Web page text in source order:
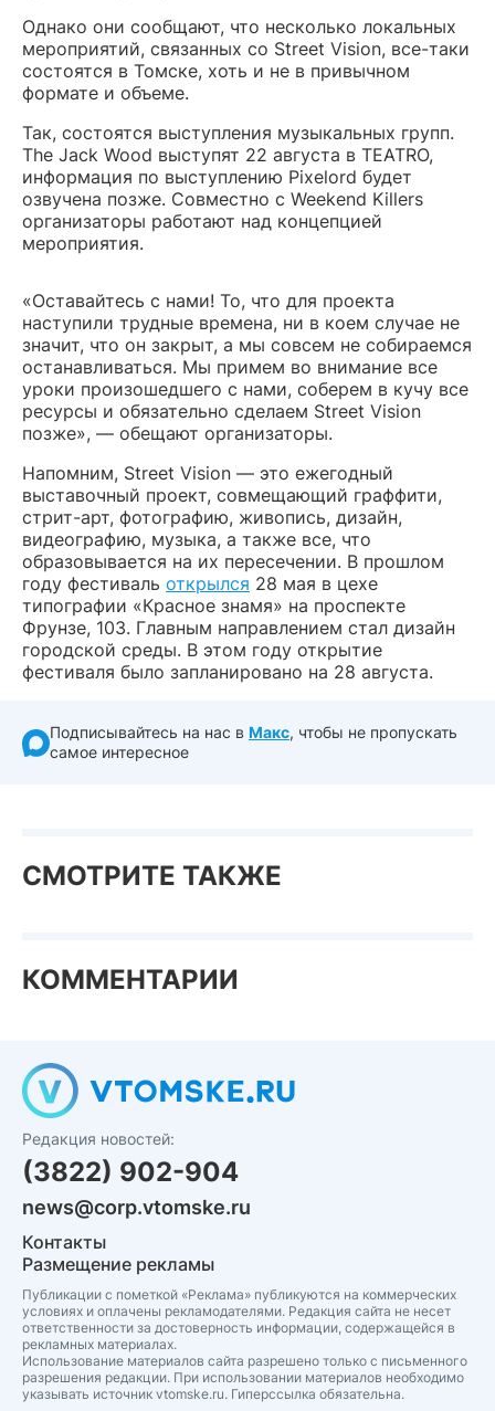
Однако они сообщают, что несколько локальных
мероприятий, связанных со Street Vision, все-таки
состоятся в Томске, хоть и не в привычном
формате и объеме.
Так, состоятся выступления музыкальных групп.
The Jack Wood выступят 22 августа в ТЕАТRО,
информация по выступлению Pixelord будет
озвучена позже. Совместно с Weekend Killers
организаторы работают над концепцией
мероприятия.
«Оставайтесь с нами! То, что для проекта
наступили трудные времена, ни в коем случае не
значит, что он закрыт, а мы совсем не собираемся
останавливаться. Мы примем во внимание все
уроки произошедшего с нами, соберем в кучу все
ресурсы и обязательно сделаем Street Vision
позже», — обещают организаторы.
Напомним, Street Vision — это ежегодный
выставочный проект, совмещающий граффити,
стрит-арт, фотографию, живопись, дизайн,
видеографию, музыка, а также все, что
образовывается на их пересечении. В прошлом
году фестиваль открылся 28 мая в цехе
типографии «Красное знамя» на проспекте
Фрунзе, 103. Главным направлением стал дизайн
городской среды. В этом году открытие
фестиваля было запланировано на 28 августа.
Подписывайтесь на нас в Макс, чтобы не пропускать
самое интересное
СМОТРИТЕ ТАКЖЕ
КОММЕНТАРИИ
Редакция новостей:
(3822) 902-904
news@corp.vtomske.ru
Контакты
Размещение рекламы
Публикации с пометкой «Реклама» публикуются на коммерческих
условиях и оплачены рекламодателями. Редакция сайта не несет
ответственности за достоверность информации, содержащейся в
рекламных материалах.
Использование материалов сайта разрешено только с письменного
разрешения редакции. При использовании материалов необходимо
указывать источник vtomske.ru. Гиперссылка обязательна.